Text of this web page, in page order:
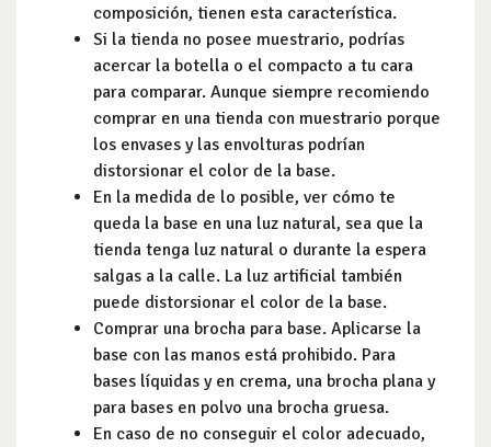
composición, tienen esta característica.
Si la tienda no posee muestrario, podrías
acercar la botella o el compacto a tu cara
para comparar. Aunque siempre recomiendo
comprar en una tienda con muestrario porque
los envases y las envolturas podrían
distorsionar el color de la base.
En la medida de lo posible, ver cómo te
queda la base en una luz natural, sea que la
tienda tenga luz natural o durante la espera
salgas a la calle. La luz artificial también
puede distorsionar el color de la base.
Comprar una brocha para base. Aplicarse la
base con las manos está prohibido. Para
bases líquidas y en crema, una brocha plana y
para bases en polvo una brocha gruesa.
En caso de no conseguir el color adecuado,